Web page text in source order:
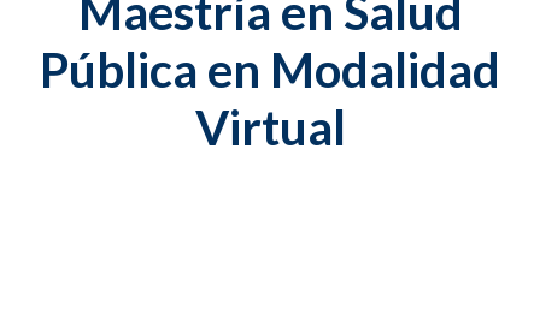
Maestría en Salud
Pública en Modalidad
Virtual